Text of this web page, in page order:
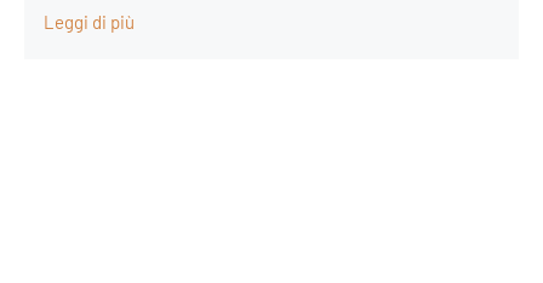
Leggi di più